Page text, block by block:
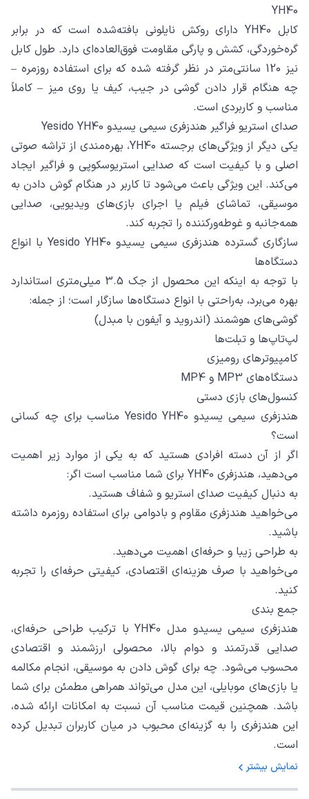
YH40
کابل YH40 دارای روکش نایلونی بافته‌شده است که در برابر
گره‌خوردگی، کشش و پارگی مقاومت فوق‌العاده‌ای دارد. طول کابل
نیز 120 سانتی‌متر در نظر گرفته شده که برای استفاده روزمره –
چه هنگام قرار دادن گوشی در جیب، کیف یا روی میز – کاملاً
مناسب و کاربردی است.
صدای استریو فراگیر هندزفری سیمی یسیدو Yesido YH40
یکی دیگر از ویژگی‌های برجسته YH40، بهره‌مندی از تراشه صوتی
اصلی و با کیفیت است که صدایی استریوسکوپی و فراگیر ایجاد
می‌کند. این ویژگی باعث می‌شود تا کاربر در هنگام گوش دادن به
موسیقی، تماشای فیلم یا اجرای بازی‌های ویدیویی، صدایی
همه‌جانبه و غوطه‌ورکننده را تجربه کند.
سازگاری گسترده هندزفری سیمی یسیدو Yesido YH40 با انواع
دستگاه‌ها
با توجه به اینکه این محصول از جک 3.5 میلی‌متری استاندارد
بهره می‌برد، به‌راحتی با انواع دستگاه‌ها سازگار است؛ از جمله:
گوشی‌های هوشمند (اندروید و آیفون با مبدل)
لپ‌تاپ‌ها و تبلت‌ها
کامپیوترهای رومیزی
دستگاه‌های MP3 و MP4
کنسول‌های بازی دستی
هندزفری سیمی یسیدو Yesido YH40 مناسب برای چه کسانی
است؟
اگر از آن دسته افرادی هستید که به یکی از موارد زیر اهمیت
می‌دهید، هندزفری YH40 برای شما مناسب است اگر:
به دنبال کیفیت صدای استریو و شفاف هستید.
می‌خواهید هندزفری مقاوم و بادوامی برای استفاده روزمره داشته
باشید.
به طراحی زیبا و حرفه‌ای اهمیت می‌دهید.
می‌خواهید با صرف هزینه‌ای اقتصادی، کیفیتی حرفه‌ای را تجربه
کنید.
جمع‌ بندی
هندزفری سیمی یسیدو مدل YH40 با ترکیب طراحی حرفه‌ای،
صدایی قدرتمند و دوام بالا، محصولی ارزشمند و اقتصادی
محسوب می‌شود. چه برای گوش دادن به موسیقی، انجام مکالمه
یا بازی‌های موبایلی، این مدل می‌تواند همراهی مطمئن برای شما
باشد. همچنین قیمت مناسب آن نسبت به امکانات ارائه شده،
این هندزفری را به گزینه‌ای محبوب در میان کاربران تبدیل کرده
است.
نمایش بیشتر